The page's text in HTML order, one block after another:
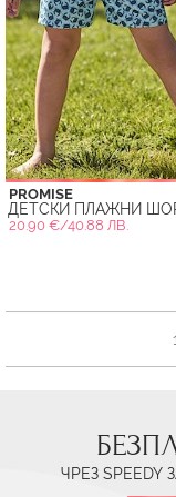
PROMISE
ДЕТСКИ ПЛАЖНИ
20.90 €/40.88 ЛВ.
ЧРЕЗ SPEEDY